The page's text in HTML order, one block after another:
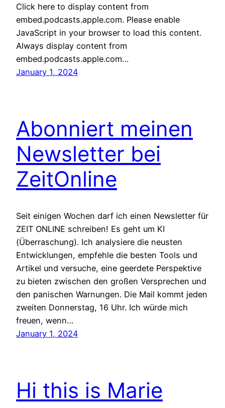
Click here to display content from
embed.podcasts.apple.com. Please enable
JavaScript in your browser to load this content.
Always display content from
embed.podcasts.apple.com…
January 1, 2024
Abonniert meinen
Newsletter bei
ZeitOnline
Seit einigen Wochen darf ich einen Newsletter für
ZEIT ONLINE schreiben! Es geht um KI
(Überraschung). Ich analysiere die neusten
Entwicklungen, empfehle die besten Tools und
Artikel und versuche, eine geerdete Perspektive
zu bieten zwischen den großen Versprechen und
den panischen Warnungen. Die Mail kommt jeden
zweiten Donnerstag, 16 Uhr. Ich würde mich
freuen, wenn…
January 1, 2024
Hi this is Marie